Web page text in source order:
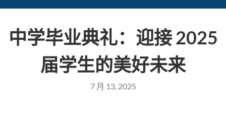
中学毕业典礼：迎接 2025
届学生的美好未来
7 月 13, 2025